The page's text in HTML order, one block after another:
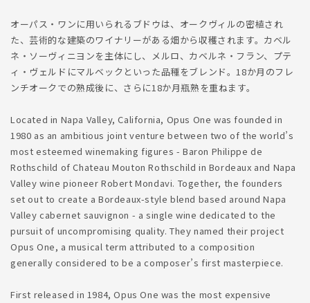
オーパス・ワンに用いられるブドウは、オークヴィルの密植され
た、芸術的な建築のワイナリーがある畑から収穫されます。カベル
ネ・ソーヴィニヨンを主体にし、メルロ、カベルネ・フラン、プテ
ィ・ヴェルドにマルベックといった品種をブレンド。18か月のフレ
ンチオークでの熟成後に、さらに18か月瓶熟を重ねます。
Located in Napa Valley, California, Opus One was founded in
1980 as an ambitious joint venture between two of the world’s
most esteemed winemaking figures - Baron Philippe de
Rothschild of Chateau Mouton Rothschild in Bordeaux and Napa
Valley wine pioneer Robert Mondavi. Together, the founders
set out to create a Bordeaux-style blend based around Napa
Valley cabernet sauvignon - a single wine dedicated to the
pursuit of uncompromising quality. They named their project
Opus One, a musical term attributed to a composition
generally considered to be a composer’s first masterpiece.
First released in 1984, Opus One was the most expensive